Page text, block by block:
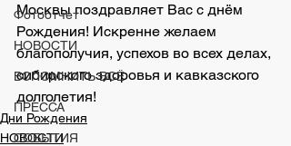
Фотоотчет
НОВОСТИ
ВСПОМНИТЬ ВСЁ
ПРЕССА
СОБЫТИЯ
Москвы поздравляет Вас с днём
Рождения! Искренне желаем
благополучия, успехов во всех делах,
сибирского здоровья и кавказского
долголетия!
Дни Рождения
НОВОСТИ